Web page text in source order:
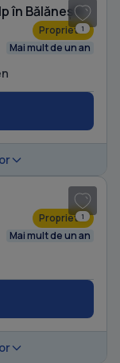
1
în Bălănești
Proprietar
Mai mult de un an
1
Proprietar
Mai mult de un an